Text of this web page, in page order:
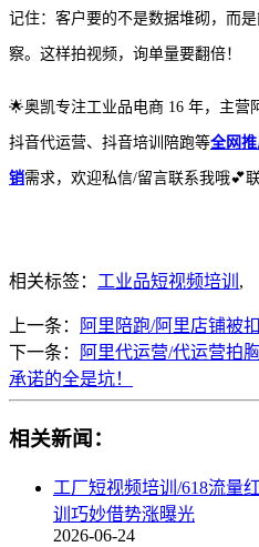
记住：客户要的不是数据堆砌，而
察。这样拍视频，询单量要翻倍！
🌟奥凯专注工业品电商 16 年，主营
抖音代运营、抖音培训陪跑等全网
销需求，欢迎私信/留言联系我哦💕
相关标签： 工业品短视频培训 ,
上一条：
阿里陪跑/阿里店铺被
下一条：
阿里代运营/代运营拍
承诺的全是坑！
相关新闻：
工厂短视频培训/618流量
训巧妙借势涨曝光
2026-06-24